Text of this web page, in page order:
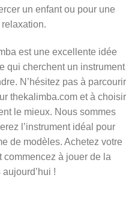
un enfant ou pour une
est une excellente idée
qui cherchent un instrument
N’hésitez pas à parcourir
thekalimba.com et à choisir
le mieux. Nous sommes
l’instrument idéal pour
de modèles. Achetez votre
commencez à jouer de la
!